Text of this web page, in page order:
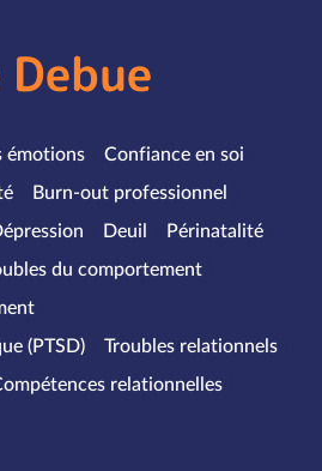
émotions
Confiance en soi
Burn-out professionnel
Deuil
Périnatalité
du comportement
(PTSD)
Troubles relationnels
relationnelles